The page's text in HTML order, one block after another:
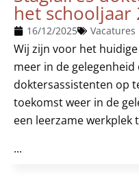
het schooljaar
16/12/2025 Vacatures
Wij zijn voor het
meer in de
doktersassistenten op
toekomst weer in de
een leerzame werkplek
...